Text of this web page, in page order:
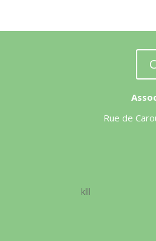
Rue de
klll